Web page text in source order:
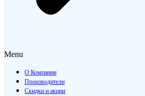
Menu
О Компании
Производители
Скидки и акции